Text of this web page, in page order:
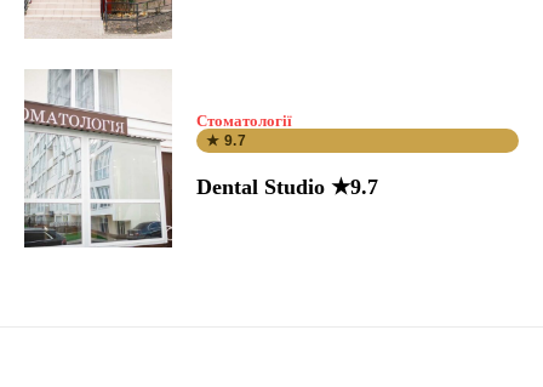
Стоматології
★ 9.7
Dental Studio ★9.7